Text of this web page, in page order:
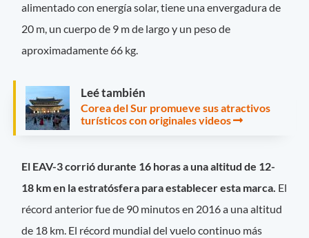
alimentado con energía solar, tiene una envergadura de
20 m, un cuerpo de 9 m de largo y un peso de
aproximadamente 66 kg.
Leé también
Corea del Sur promueve sus atractivos
turísticos con originales videos
El EAV-3 corrió durante 16 horas a una altitud de 12-
18 km en la estratósfera para establecer esta marca. El
récord anterior fue de 90 minutos en 2016 a una altitud
de 18 km. El récord mundial del vuelo continuo más